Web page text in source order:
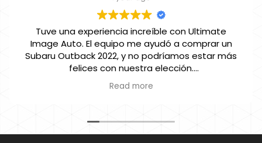
Tuve una experiencia increíble con Ultimate
Image Auto. El equipo me ayudó a comprar un
Subaru Outback 2022, y no podríamos estar más
felices con nuestra elección.
Desde el primer momento, fueron muy atentos y
profesionales, respondiendo todas nuestras
Read more